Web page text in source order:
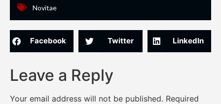
Novitae
Facebook Twitter LinkedIn
Leave a Reply
Your email address will not be published. Required